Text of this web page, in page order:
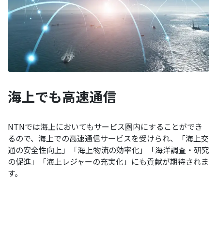
海上でも高速通信
NTNでは海上においてもサービス圏内にすることができ
るので、海上での高速通信サービスを受けられ、「海上交
通の安全性向上」「海上物流の効率化」「海洋調査・研究
の促進」「海上レジャーの充実化」にも貢献が期待されま
す。